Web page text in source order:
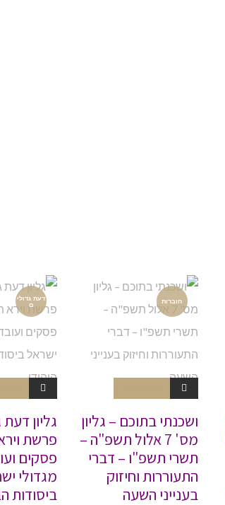
חוברות
ושכנתי בתוכם – גליון
מס' 7 אלול תשפ"ה –
תשרי תשפ"ו – דברי
התעוררות וחיזוק
בענייני השעה
דעת גדולי
ם
פרשת
פסקים
מגדולי
ביסודות